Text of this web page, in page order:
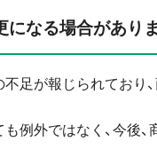
なる場合がありま
足が報じられており
例外ではなく、今後